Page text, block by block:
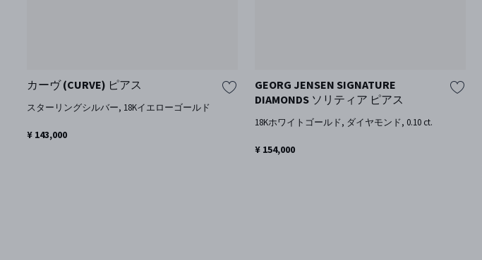
カーヴ (CURVE) ピアス
スターリングシルバー, 18Kイエローゴールド
¥ 143,000
GEORG JENSEN SIGNATURE
DIAMONDS ソリティア ピアス
18Kホワイトゴールド, ダイヤモンド, 0.10 ct.
¥ 154,000